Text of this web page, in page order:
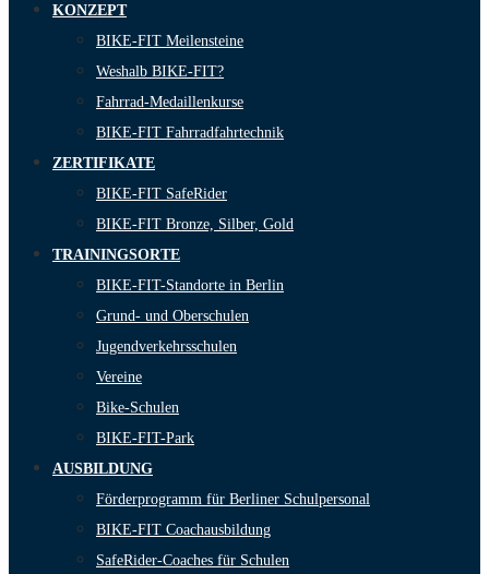
KONZEPT
BIKE-FIT Meilensteine
Weshalb BIKE-FIT?
Fahrrad-Medaillenkurse
BIKE-FIT Fahrradfahrtechnik
ZERTIFIKATE
BIKE-FIT SafeRider
BIKE-FIT Bronze, Silber, Gold
TRAININGSORTE
BIKE-FIT-Standorte in Berlin
Grund- und Oberschulen
Jugendverkehrsschulen
Vereine
Bike-Schulen
BIKE-FIT-Park
AUSBILDUNG
Förderprogramm für Berliner Schulpersonal
BIKE-FIT Coachausbildung
SafeRider-Coaches für Schulen